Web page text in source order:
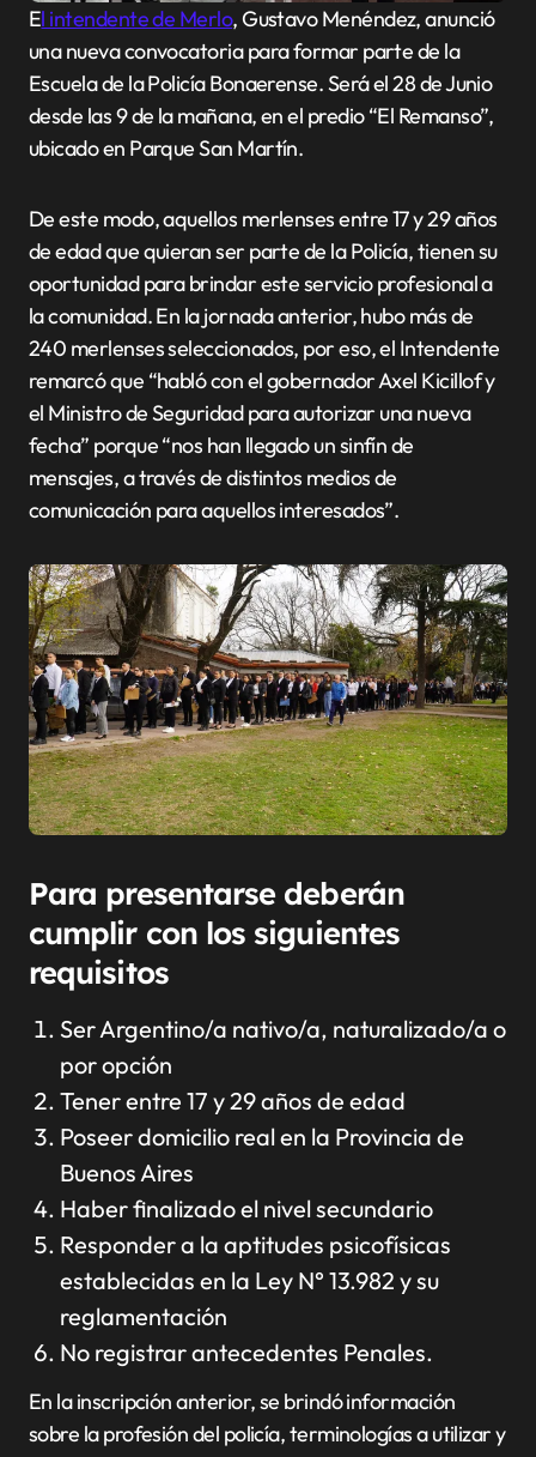
El intendente de Merlo, Gustavo Menéndez, anunció
una nueva convocatoria para formar parte de la
Escuela de la Policía Bonaerense. Será el 28 de Junio
desde las 9 de la mañana, en el predio “El Remanso”,
ubicado en Parque San Martín.
De este modo, aquellos merlenses entre 17 y 29 años
de edad que quieran ser parte de la Policía, tienen su
oportunidad para brindar este servicio profesional a
la comunidad. En la jornada anterior, hubo más de
240 merlenses seleccionados, por eso, el Intendente
remarcó que “habló con el gobernador Axel Kicillof y
el Ministro de Seguridad para autorizar una nueva
fecha” porque “nos han llegado un sinfín de
mensajes, a través de distintos medios de
comunicación para aquellos interesados”.
Para presentarse deberán
cumplir con los siguientes
requisitos
Ser Argentino/a nativo/a, naturalizado/a o
por opción
Tener entre 17 y 29 años de edad
Poseer domicilio real en la Provincia de
Buenos Aires
Haber finalizado el nivel secundario
Responder a la aptitudes psicofísicas
establecidas en la Ley N° 13.982 y su
reglamentación
No registrar antecedentes Penales.
En la inscripción anterior, se brindó información
sobre la profesión del policía, terminologías a utilizar y